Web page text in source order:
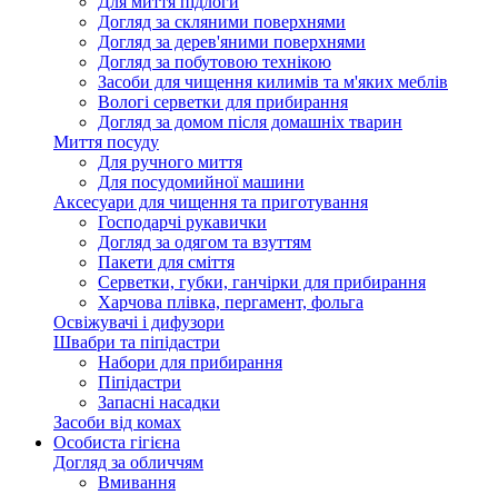
Догляд за скляними поверхнями
Догляд за дерев'яними поверхнями
Догляд за побутовою технікою
Засоби для чищення килимів та м'яких меблів
Вологі серветки для прибирання
Догляд за домом після домашніх тварин
Миття посуду
Для ручного миття
Для посудомийної машини
Аксесуари для чищення та приготування
Господарчі рукавички
Догляд за одягом та взуттям
Пакети для сміття
Серветки, губки, ганчірки для прибирання
Харчова плівка, пергамент, фольга
Освіжувачі і дифузори
Швабри та піпідастри
Набори для прибирання
Піпідастри
Запасні насадки
Засоби від комах
Особиста гігієна
Догляд за обличчям
Вмивання